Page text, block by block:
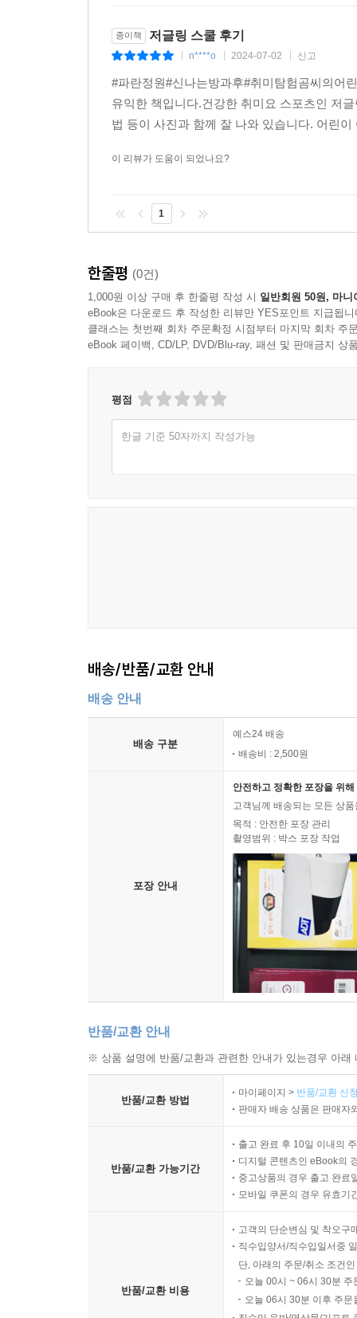
종이책 저글링 스쿨 후기
n****o 2024-07-02 신고
#파란정원#신나는방과후#취미탐험곰씨의어
유익한 책입니다.건강한 취미요 스포츠인 저
법 등이 사진과 함께 잘 나와 있습니다. 어린
이 리뷰가 도움이 되었나요?
1
한줄평 (0건)
1,000원 이상 구매 후 한줄평 작성 시 일반회원 50원, 마니
eBook은 다운로드 후 작성한 리뷰만 YES포인트 지급됩니
클래스는 첫번째 회차 주문확정 시점부터 마지막 회차 주
eBook 페이백, CD/LP, DVD/Blu-ray, 패션 및 판매금지 상
평점
한글 기준 50자까지 작성가능
배송/반품/교환 안내
배송 안내
배송 구분
예스24 배송
배송비 : 2,500원
포장 안내
안전하고 정확한 포장을 위
고객님께 배송되는 모든 상
목적 : 안전한 포장 관리
촬영범위 : 박스 포장 작업
반품/교환 안내
※ 상품 설명에 반품/교환과 관련한 안내가 있는경우 아
반품/교환 방법
마이페이지 > 반품/교환 신
판매자 배송 상품은 판매자
반품/교환 가능기간
출고 완료 후 10일 이내의
디지털 콘텐츠인 eBook의
중고상품의 경우 출고 완료
모바일 쿠폰의 경우 유효기
반품/교환 비용
고객의 단순변심 및 착오구
직수입양서/직수입일서중
단, 아래의 주문/취소 조건
오늘 00시 ~ 06시 30분
오늘 06시 30분 이후 주